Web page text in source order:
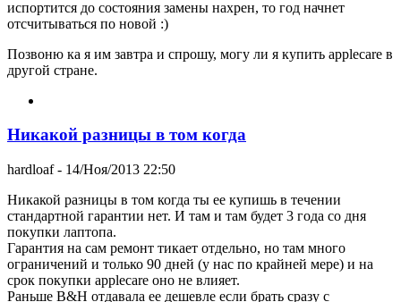
испортится до состояния замены нахрен, то год начнет
отсчитываться по новой :)
Позвоню ка я им завтра и спрошу, могу ли я купить applecare в
другой стране.
Никакой разницы в том когда
hardloaf- 14/Ноя/2013 22:50
Никакой разницы в том когда ты ее купишь в течении
стандартной гарантии нет. И там и там будет 3 года со дня
покупки лаптопа.
Гарантия на сам ремонт тикает отдельно, но там много
ограничений и только 90 дней (у нас по крайней мере) и на
срок покупки applecare оно не влияет.
Раньше B&H отдавала ее дешевле если брать сразу с